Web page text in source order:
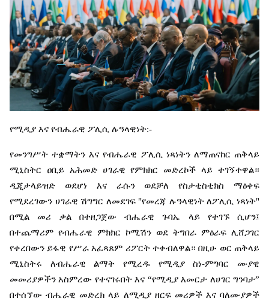
የሚዲያ እና የብሔራዊ ፖሊሲ ሉዓላዊነት:-
የመንግሥት ተቋማትን እና የብሔራዊ ፖሊሲ ነጻነትን ለማጠናከር ጠቅላይ
ሚኒስትር
ዐቢይ አሕመድ ሀገራዊ የምክክር መድረኮች ላይ ተገኝተዋል።
ዲጂታላይዝድ
ወደሆነ እና ራሱን ወደቻለ የስታቲስቲክስ
ማዕቀፍ
የሚደረገውን ሀገራዊ ሽግግር ለመደገፍ"የመረጃ ሉዓላዊነት ለፖሊሲ ነጻነት"
በሚል
መሪ ቃል በተዘጋጀው ብሔራዊ ጉባኤ ላይ የተገኙ
ሲሆን፤
በተጨማሪም የብሔራዊ ምክክር ኮሚሽን ወደ ትግበራ ምዕራፍ ሊሸጋገር
የቀረበውን ይፋዊ የሥራ አፈጻጸም ሪፖርት ተቀብለዋል። በዚሁ ወር ጠቅላይ
ሚኒስትሩ
ለብሔራዊ ልማት የሚረዱ የሚዲያ ስነ-ምግባር
ሙያዊ
መመሪያዎችን አስምረው የተናገሩበት እና “የሚዲያ እመርታ ለሀገር ግንባታ”
በተሰኘው ብሔራዊ መድረክ ላይ ለሚዲያ ዘርፍ መሪዎች እና ባለሙያዎች